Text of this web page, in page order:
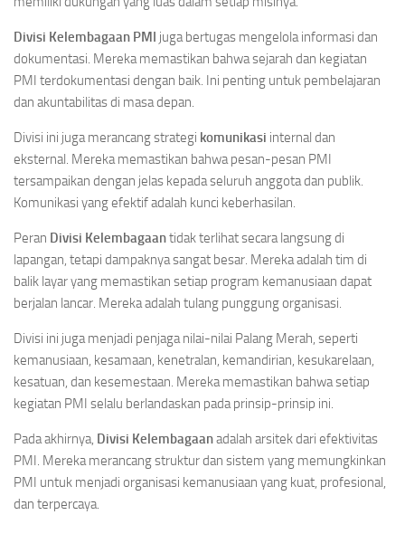
Divisi Kelembagaan PMI juga bertugas mengelola informasi dan
dokumentasi. Mereka memastikan bahwa sejarah dan kegiatan
PMI terdokumentasi dengan baik. Ini penting untuk pembelajaran
dan akuntabilitas di masa depan.
Divisi ini juga merancang strategi komunikasi internal dan
eksternal. Mereka memastikan bahwa pesan-pesan PMI
tersampaikan dengan jelas kepada seluruh anggota dan publik.
Komunikasi yang efektif adalah kunci keberhasilan.
Peran Divisi Kelembagaantidak terlihat secara langsung di
lapangan, tetapi dampaknya sangat besar. Mereka adalah tim di
balik layar yang memastikan setiap program kemanusiaan dapat
berjalan lancar. Mereka adalah tulang punggung organisasi.
Divisi ini juga menjadi penjaga nilai-nilai Palang Merah, seperti
kemanusiaan, kesamaan, kenetralan, kemandirian, kesukarelaan,
kesatuan, dan kesemestaan. Mereka memastikan bahwa setiap
kegiatan PMI selalu berlandaskan pada prinsip-prinsip ini.
Pada akhirnya, Divisi Kelembagaanadalah arsitek dari efektivitas
PMI. Mereka merancang struktur dan sistem yang memungkinkan
PMI untuk menjadi organisasi kemanusiaan yang kuat, profesional,
dan terpercaya.